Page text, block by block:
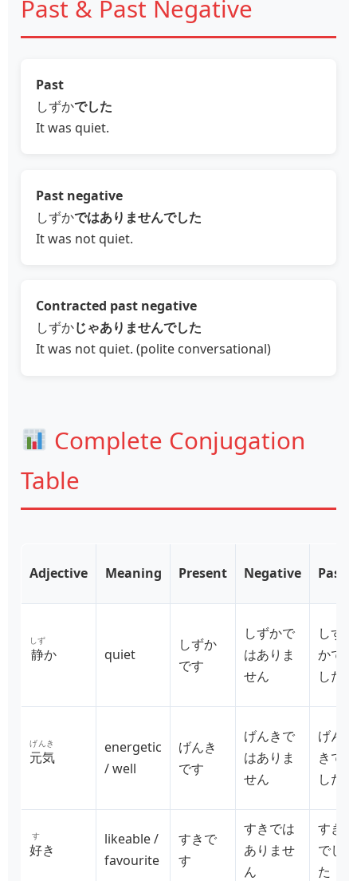
Past & Past Negative
Past
しずかでした
It was quiet.
Past negative
しずかではありませんでした
It was not quiet.
Contracted past negative
しずかじゃありませんでした
It was not quiet. (polite conversational)
Complete Conjugation
Table
Adjective Meaning Present Negative Past
静
しず
か quiet
しずか
です
しずかで
はありま
せん
しず
かで
した
元気
げんき
energetic
/ well
げんき
です
げんきで
はありま
せん
げん
きで
した
好
す
き
likeable /
favourite
すきで
す
すきでは
ありませ
ん
すき
でし
た